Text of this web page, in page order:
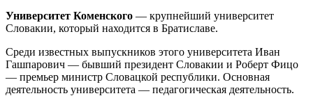
Университет Коменского — крупнейший университет
Словакии, который находится в Братиславе.
Среди известных выпускников этого университета Иван
Гашпарович — бывший президент Словакии и Роберт Фицо
— премьер министр Словацкой республики. Основная
деятельность университета — педагогическая деятельность.